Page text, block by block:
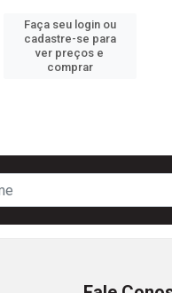
Faça seu login ou
cadastre-se para
ver preços e
comprar